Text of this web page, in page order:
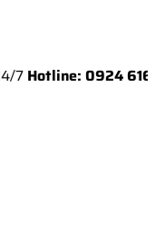
0924 616 888